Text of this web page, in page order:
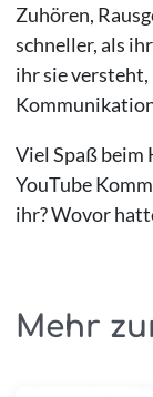
Zuhören,
schneller, als
ihr sie
Viel Spaß beim
YouTube
ihr? Wovor
Mehr